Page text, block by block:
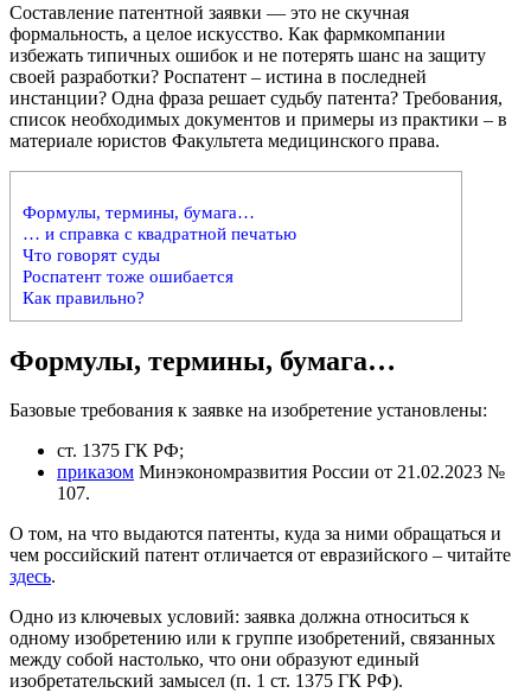
Составление патентной заявки — это не скучная
формальность, а целое искусство. Как фармкомпании
избежать типичных ошибок и не потерять шанс на защиту
своей разработки? Роспатент – истина в последней
инстанции? Одна фраза решает судьбу патента? Требования,
список необходимых документов и примеры из практики – в
материале юристов Факультета медицинского права.
Формулы, термины, бумага…
… и справка с квадратной печатью
Что говорят суды
Роспатент тоже ошибается
Как правильно?
Формулы, термины, бумага…
Базовые требования к заявке на изобретение установлены:
ст. 1375 ГК РФ;
приказом Минэкономразвития России от 21.02.2023 №
107.
О том, на что выдаются патенты, куда за ними обращаться и
чем российский патент отличается от евразийского – читайте
здесь.
Одно из ключевых условий: заявка должна относиться к
одному изобретению или к группе изобретений, связанных
между собой настолько, что они образуют единый
изобретательский замысел (п. 1 ст. 1375 ГК РФ).